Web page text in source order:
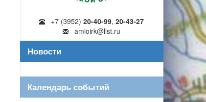
+7 (3952)20-40-99,20-43-27
amioirk@list.ru
Новости
Календарь событий